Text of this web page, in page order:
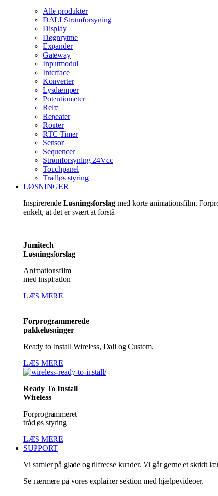
Alle produkter
DALI Strømforsyning
Display
Døgnrytme
Expander
Gateway
Inputmodul
Interface
Konverter
Lysdæmper
Potentiometer
Relæ
Repeater
Router
RTC Timer
Sensor
Sequencer
Strømforsyning 24Vdc
Touchpanel
Trådløs styring
LØSNINGER
Inspirerende Løsningsforslag med korte animationsfilm.
enkelt, at det er svært at forstå
Jumitech
Løsningsforslag
Animationsfilm
med inspiration
LÆS MERE
Forprogrammerede
pakkeløsninger
Ready to Install Wireless, Dali og Custom.
LÆS MERE
Ready To Install
Wireless
Forprogrammeret
trådløs styring
LÆS MERE
SUPPORT
Vi samler på glade og tilfredse kunder. Vi går gerne et skridt
Se nærmere på vores explainer sektion med hjælpevideoer.